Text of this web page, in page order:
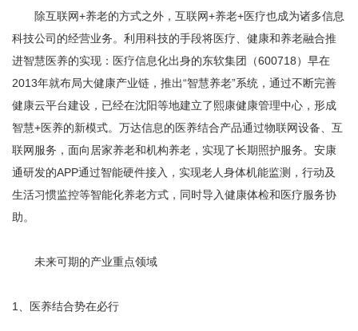
除互联网+养老的方式之外，互联网+养老+医疗也成为诸多信息
科技公司的经营业务。利用科技的手段将医疗、健康和养老融合推
进智慧医养的实现：医疗信息化出身的东软集团（600718）早在
2013年就布局大健康产业链，推出“智慧养老”系统，通过不断完善
健康云平台建设，已经在沈阳等地建立了熙康健康管理中心，形成
智慧+医养的新模式。万达信息的医养结合产品通过物联网设备、互
联网服务，面向居家养老和机构养老，实现了长期照护服务。安康
通研发的APP通过智能硬件接入，实现老人身体机能监测，行动及
生活习惯监控等智能化养老方式，同时导入健康体检和医疗服务协
助。
未来可期的产业重点领域
1、医养结合势在必行